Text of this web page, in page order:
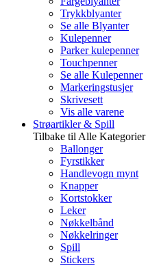
Trykkblyanter
Se alle Blyanter
Kulepenner
Parker kulepenner
Touchpenner
Se alle Kulepenner
Markeringstusjer
Skrivesett
Vis alle varene
Strøartikler & Spill
Tilbake til Alle Kategorier
Ballonger
Fyrstikker
Handlevogn mynt
Knapper
Kortstokker
Leker
Nøkkelbånd
Nøkkelringer
Spill
Stickers